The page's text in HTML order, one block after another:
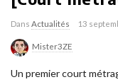
Dans Actualités 13
Mister3ZE
Un premier court